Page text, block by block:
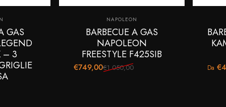
GAS
– 3
Fornitore:
NAPOLEON
BARBECUE A GAS
NAPOLEON
FREESTYLE F425SIB
Prezzo scontato
€749,00
Prezzo di listino
€1.050,00 Da